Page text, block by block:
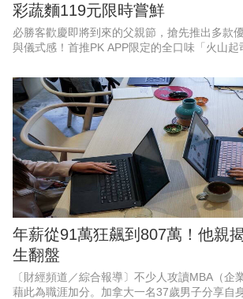
彩蔬麵119元限時嘗鮮
必勝客歡慶即將到來的父親節，搶先推出多款
與儀式感！首推PK APP限定的全口味「火山起
爸發餐」等套
年薪從91萬狂飆到807萬！他親
生翻盤
〔財經頻道／綜合報導〕不少人攻讀MBA（企
藉此為職涯加分。加拿大一名37歲男子分享自